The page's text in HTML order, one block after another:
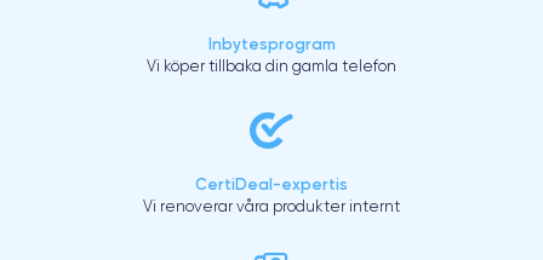
Inbytesprogram
Vi köper tillbaka din gamla telefon
CertiDeal-expertis
Vi renoverar våra produkter internt